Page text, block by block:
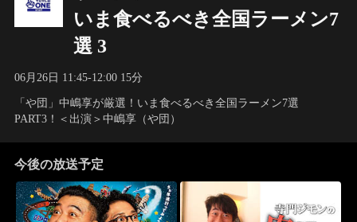
いま食べるべき全国ラーメン7
選 3
06月26日 11:45-12:00 15分
「や団」中嶋享が厳選！いま食べるべき全国ラーメン7選
PART3！＜出演＞中嶋享（や団）
今後の放送予定